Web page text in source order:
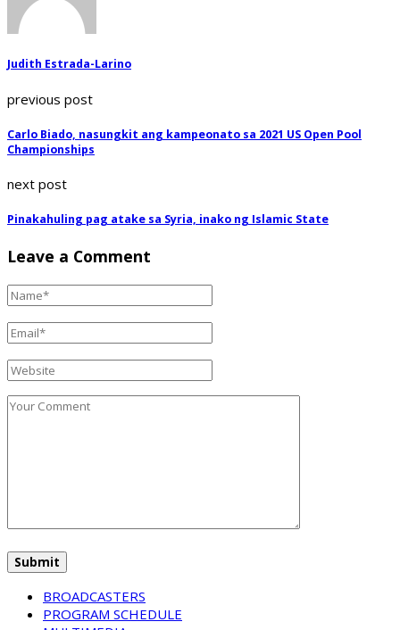
Judith Estrada-Larino
previous post
Carlo Biado, nasungkit ang kampeonato sa 2021 US Open Pool
Championships
next post
Pinakahuling pag atake sa Syria, inako ng Islamic State
Leave a Comment
BROADCASTERS
PROGRAM SCHEDULE